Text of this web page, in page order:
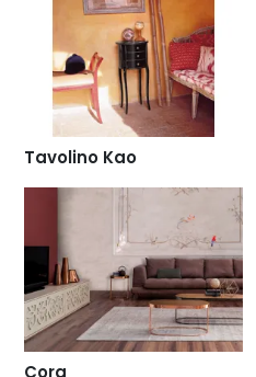
Tavolino Kao
Cora